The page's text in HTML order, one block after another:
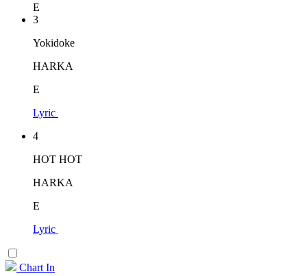
E
3
Yokidoke
HARKA
E
Lyric
4
HOT HOT
HARKA
E
Lyric
Chart In